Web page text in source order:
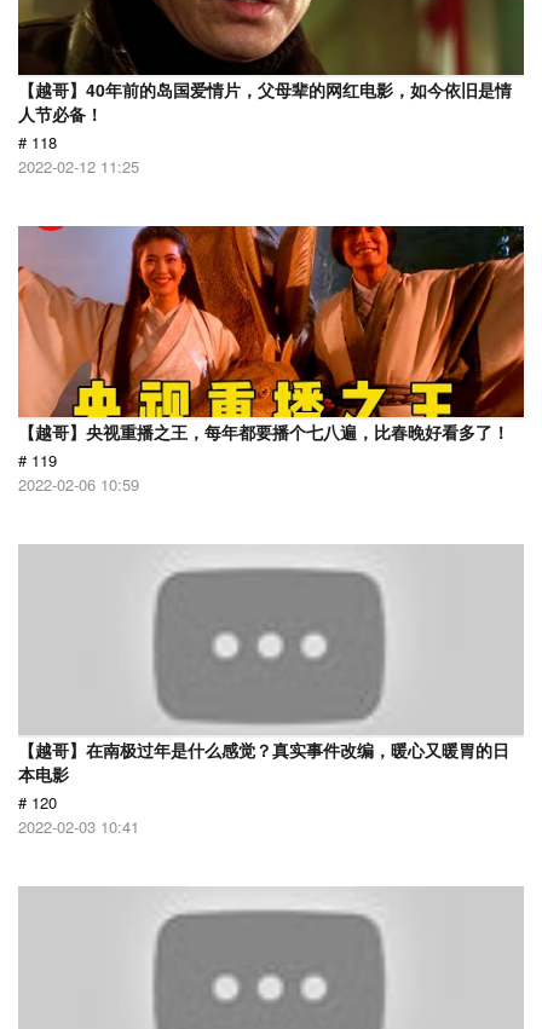
【越哥】40年前的岛国爱情片，父母辈的网红电影，如今依旧是情
人节必备！
# 118
2022-02-12 11:25
【越哥】央视重播之王，每年都要播个七八遍，比春晚好看多了！
# 119
2022-02-06 10:59
【越哥】在南极过年是什么感觉？真实事件改编，暖心又暖胃的日
本电影
# 120
2022-02-03 10:41